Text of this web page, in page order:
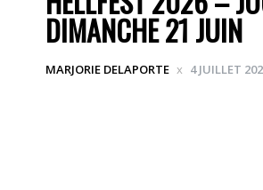
DIMANCHE 21 JUIN
MARJORIE DELAPORTE 4 JUILLET